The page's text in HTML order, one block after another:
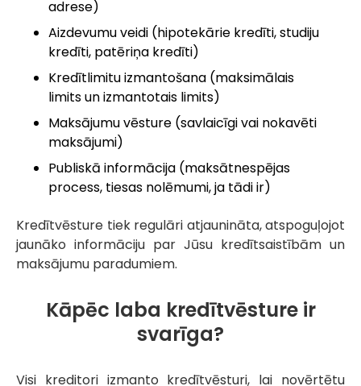
adrese)
Aizdevumu veidi (hipotekārie kredīti, studiju
kredīti, patēriņa kredīti)
Kredītlimitu izmantošana (maksimālais
limits un izmantotais limits)
Maksājumu vēsture (savlaicīgi vai nokavēti
maksājumi)
Publiskā informācija (maksātnespējas
process, tiesas nolēmumi, ja tādi ir)
Kredītvēsture tiek regulāri atjaunināta, atspoguļojot
jaunāko informāciju par Jūsu kredītsaistībām un
maksājumu paradumiem.
Kāpēc laba kredītvēsture ir
svarīga?
Visi kreditori izmanto kredītvēsturi, lai novērtētu